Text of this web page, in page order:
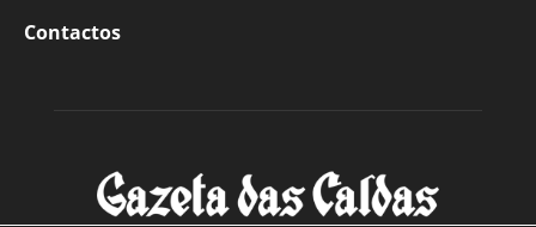
Contactos